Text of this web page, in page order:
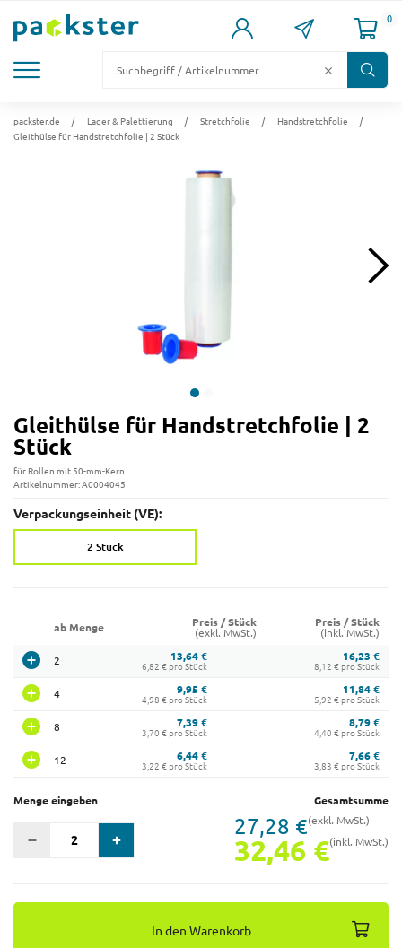
KARTONS
VERSANDKARTONS
VERSANDVERPACKUNG
FÜLL- & POLSTERMATERIAL
LAGER & PALETTIERUNG
0
packster.de Lager & Palettierung Stretchfolie
Handstretchfolie
Gleithülse für Handstretchfolie | 2 Stück
Gleithülse für Handstretchfolie | 2
Stück
für Rollen mit 50-mm-Kern
Artikelnummer: A0004045
Verpackungseinheit (VE):
2 Stück
ab Menge
Preis / Stück
(exkl. MwSt.)
Preis / Stück
(inkl. MwSt.)
2 13,64 €
6,82 € pro Stück
16,23 €
8,12 € pro Stück
4 9,95 €
4,98 € pro Stück
11,84 €
5,92 € pro Stück
8 7,39 €
3,70 € pro Stück
8,79 €
4,40 € pro Stück
12 6,44 €
3,22 € pro Stück
7,66 €
3,83 € pro Stück
Menge eingeben Gesamtsumme
27,28 €(exkl. MwSt.)
32,46 €(inkl. MwSt.)
In den Warenkorb